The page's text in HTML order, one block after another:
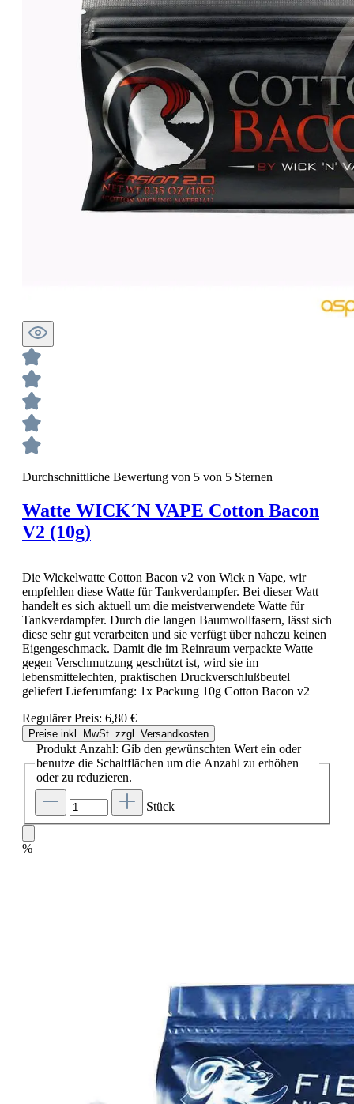
Durchschnittliche Bewertung von 5 von 5 Sternen
Watte WICK´N VAPE Cotton Bacon
V2 (10g)
Die Wickelwatte Cotton Bacon v2 von Wick n Vape, wir
empfehlen diese Watte für Tankverdampfer. Bei dieser Watt
handelt es sich aktuell um die meistverwendete Watte für
Tankverdampfer. Durch die langen Baumwollfasern, lässt sich
diese sehr gut verarbeiten und sie verfügt über nahezu keinen
Eigengeschmack. Damit die im Reinraum verpackte Watte
gegen Verschmutzung geschützt ist, wird sie im
lebensmittelechten, praktischen Druckverschlußbeutel
geliefert Lieferumfang: 1x Packung 10g Cotton Bacon v2
Regulärer Preis: 6,80 €
Preise inkl. MwSt. zzgl. Versandkosten
Produkt Anzahl: Gib den gewünschten Wert ein oder
benutze die Schaltflächen um die Anzahl zu erhöhen
oder zu reduzieren.
Stück
%